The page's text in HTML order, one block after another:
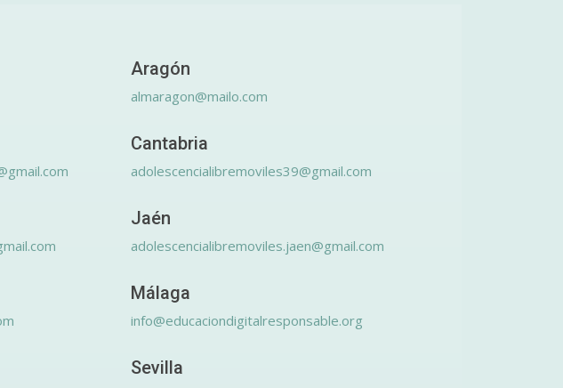
Aragón
almaragon@mailo.com
Cantabria
adolescencialibremoviles39@gmail.com
Jaén
adolescencialibremoviles.jaen@gmail.com
Málaga
info@educaciondigitalresponsable.org
Sevilla